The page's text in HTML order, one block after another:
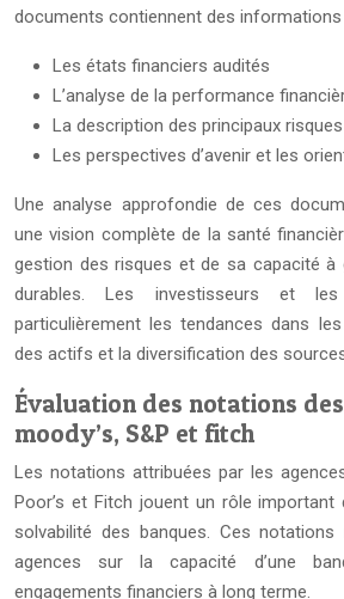
documents contiennent des informations
Les états financiers audités
L’analyse de la performance
La description des principaux
Les perspectives d’avenir et les
Une analyse approfondie de ces
une vision complète de la santé
gestion des risques et de sa capacité à
durables. Les investisseurs et
particulièrement les tendances dans
des actifs et la diversification des
Évaluation des notations
moody’s, S&P et fitch
Les notations attribuées par les
Poor’s et Fitch jouent un rôle important
solvabilité des banques. Ces notations
agences sur la capacité d’une
engagements financiers à long terme.